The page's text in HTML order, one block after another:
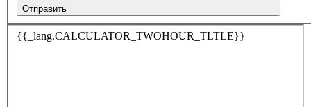
Отправить
{{_lang.CALCULATOR_TWOHOUR_TLTLE}}